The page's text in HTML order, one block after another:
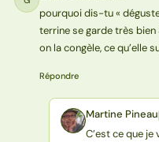
pourquoi dis-tu «
terrine se garde très
on la congèle, ce qu’elle
Répondre
MP Martine Pineau
C’est ce que je